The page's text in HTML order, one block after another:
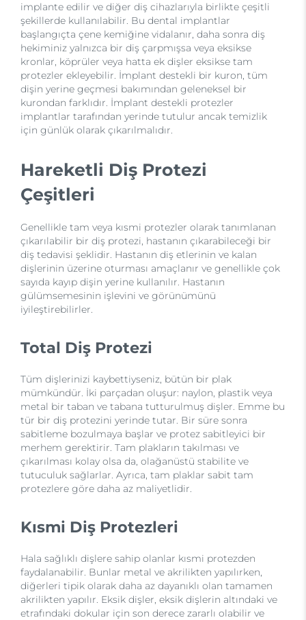
implante edilir ve diğer diş cihazlarıyla birlikte çeşitli
şekillerde kullanılabilir. Bu dental implantlar
başlangıçta çene kemiğine vidalanır, daha sonra diş
hekiminiz yalnızca bir diş çarpmışsa veya eksikse
kronlar, köprüler veya hatta ek dişler eksikse tam
protezler ekleyebilir. İmplant destekli bir kuron, tüm
dişin yerine geçmesi bakımından geleneksel bir
kurondan farklıdır. İmplant destekli protezler
implantlar tarafından yerinde tutulur ancak temizlik
için günlük olarak çıkarılmalıdır.
Hareketli Diş Protezi
Çeşitleri
Genellikle tam veya kısmi protezler olarak tanımlanan
çıkarılabilir bir diş protezi, hastanın çıkarabileceği bir
diş tedavisi şeklidir. Hastanın diş etlerinin ve kalan
dişlerinin üzerine oturması amaçlanır ve genellikle çok
sayıda kayıp dişin yerine kullanılır. Hastanın
gülümsemesinin işlevini ve görünümünü
iyileştirebilirler.
Total Diş Protezi
Tüm dişlerinizi kaybettiyseniz, bütün bir plak
mümkündür. İki parçadan oluşur: naylon, plastik veya
metal bir taban ve tabana tutturulmuş dişler. Emme bu
tür bir diş protezini yerinde tutar. Bir süre sonra
sabitleme bozulmaya başlar ve protez sabitleyici bir
merhem gerektirir. Tam plakların takılması ve
çıkarılması kolay olsa da, olağanüstü stabilite ve
tutuculuk sağlarlar. Ayrıca, tam plaklar sabit tam
protezlere göre daha az maliyetlidir.
Kısmi Diş Protezleri
Hala sağlıklı dişlere sahip olanlar kısmi protezden
faydalanabilir. Bunlar metal ve akrilikten yapılırken,
diğerleri tipik olarak daha az dayanıklı olan tamamen
akrilikten yapılır. Eksik dişler, eksik dişlerin altındaki ve
etrafındaki dokular için son derece zararlı olabilir ve